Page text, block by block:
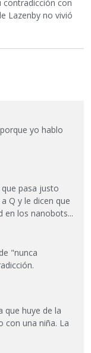
con
Lazenby no vivió
yo hablo
pasa justo
Q y le dicen que
en los nanobots...
"nunca
que huye de la
con una niña. La